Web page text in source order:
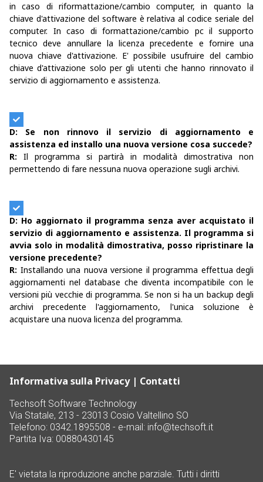
in caso di riformattazione/cambio computer, in quanto la
chiave d'attivazione del software è relativa al codice seriale del
computer. In caso di formattazione/cambio pc il supporto
tecnico deve annullare la licenza precedente e fornire una
nuova chiave d'attivazione. E' possibile usufruire del cambio
chiave d'attivazione solo per gli utenti che hanno rinnovato il
servizio di aggiornamento e assistenza.
D: Se non rinnovo il servizio di aggiornamento e
assistenza ed installo una nuova versione cosa succede?
R: Il programma si partirà in modalità dimostrativa non
permettendo di fare nessuna nuova operazione sugli archivi.
D: Ho aggiornato il programma senza aver acquistato il
servizio di aggiornamento e assistenza. Il programma si
avvia solo in modalità dimostrativa, posso ripristinare la
versione precedente?
R: Installando una nuova versione il programma effettua degli
aggiornamenti nel database che diventa incompatibile con le
versioni più vecchie di programma. Se non si ha un backup degli
archivi precedente l'aggiornamento, l'unica soluzione è
acquistare una nuova licenza del programma.
Informativa sulla Privacy| Contatti
Techsoft Software Technology
Via Statale, 213 - 23013 Cosio Valtellino SO
Telefono: 0342.1895508 - e-mail: info@techsoft.it
Partita Iva: 00880430145
E' vietata la riproduzione anche parziale. Tutti i diritti